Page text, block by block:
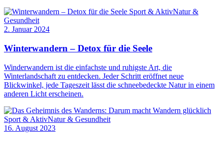
Sport & AktivNatur &
Gesundheit
2. Januar 2024
Winterwandern – Detox für die Seele
Winderwandern ist die einfachste und ruhigste Art, die
Winterlandschaft zu entdecken. Jeder Schritt eröffnet neue
Blickwinkel, jede Tageszeit lässt die schneebedeckte Natur in einem
anderen Licht erscheinen.
Sport & AktivNatur & Gesundheit
16. August 2023